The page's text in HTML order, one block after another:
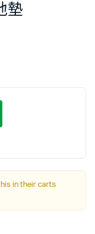
墊
in their carts